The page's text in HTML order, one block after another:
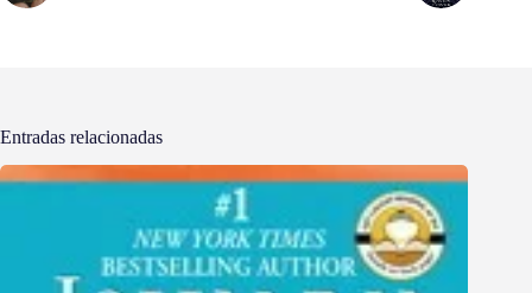
Entradas relacionadas